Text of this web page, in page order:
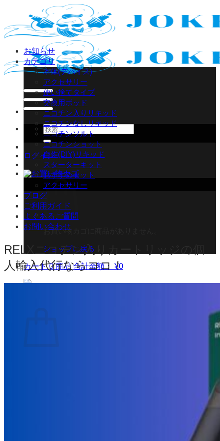
content
検
索
対
象:
ログイン
お買い物カゴに商品がありません。
ショップに戻る
カート0 商品 合計金額： ¥0
お知らせ
カテゴリ
本体(デバイス)
アクセサリー
使い捨てタイプ
交換用ポッド
ニコチン入りリキッド
ニコチンなしリキッド
ニコチンソルト
ニコチンショット
自作(DIY)リキッド
スターターキット
おすすめセット
アクセサリー
ブログ
ご利用ガイド
よくあるご質問
お問い合わせ
RELXニコチン入りカートリッジの個
人輸入代行ならココ！